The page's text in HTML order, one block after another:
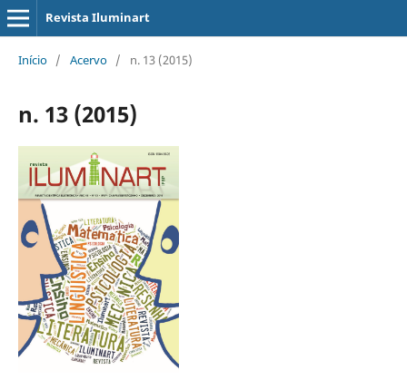
Revista Iluminart
Início / Acervo / n. 13 (2015)
n. 13 (2015)